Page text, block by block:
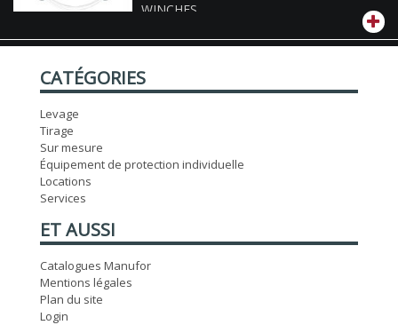
WINCHES
CATÉGORIES
Levage
Tirage
Sur mesure
Équipement de protection individuelle
Locations
Services
ET AUSSI
Catalogues Manufor
Mentions légales
Plan du site
Login